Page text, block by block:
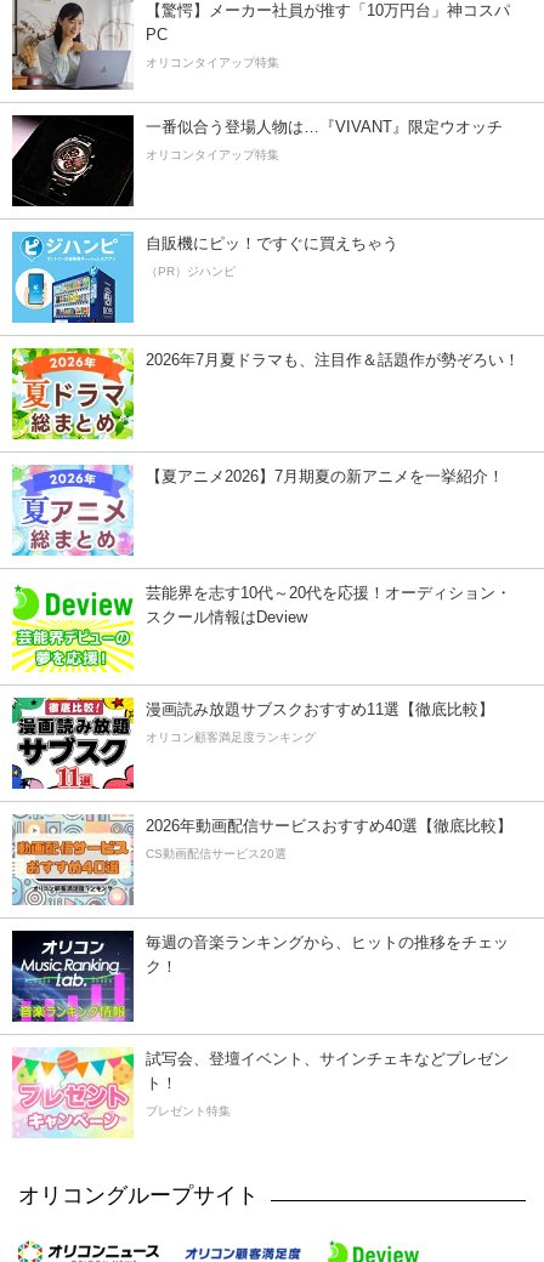
【驚愕】メーカー社員が推す「10万円台」神コスパ
PC
オリコンタイアップ特集
一番似合う登場人物は…『VIVANT』限定ウオッチ
オリコンタイアップ特集
自販機にピッ！ですぐに買えちゃう
（PR）ジハンピ
2026年7月夏ドラマも、注目作＆話題作が勢ぞろい！
【夏アニメ2026】7月期夏の新アニメを一挙紹介！
芸能界を志す10代～20代を応援！オーディション・
スクール情報はDeview
漫画読み放題サブスクおすすめ11選【徹底比較】
オリコン顧客満足度ランキング
2026年動画配信サービスおすすめ40選【徹底比較】
CS動画配信サービス20選
毎週の音楽ランキングから、ヒットの推移をチェッ
ク！
試写会、登壇イベント、サインチェキなどプレゼン
ト！
プレゼント特集
オリコングループサイト